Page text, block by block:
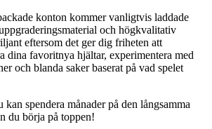
konton kommer vanligtvis laddade
och högkvalitativ
eftersom det ger dig friheten att
dina favoritnya hjältar, experimentera med
och blanda saker baserat på vad spelet
spendera månader på den långsamma
du börja på toppen!